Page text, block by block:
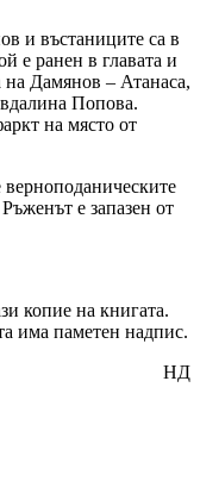
и въстаниците са в
е ранен в главата и
на Дамянов – Атанаса,
Попова.
на място от
е запазен от
копие на книгата.
има паметен надпис.
НД